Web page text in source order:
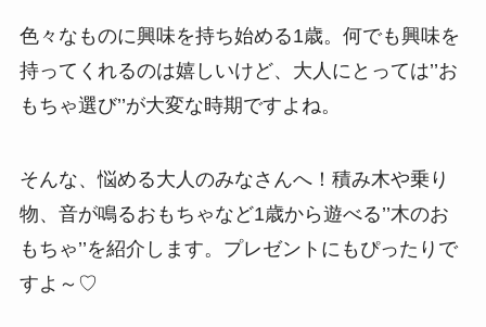
色々なものに興味を持ち始める1歳。何でも興味を
持ってくれるのは嬉しいけど、大人にとっては’’お
もちゃ選び’’が大変な時期ですよね。
そんな、悩める大人のみなさんへ！積み木や乗り
物、音が鳴るおもちゃなど1歳から遊べる’’木のお
もちゃ’’を紹介します。プレゼントにもぴったりで
すよ～♡